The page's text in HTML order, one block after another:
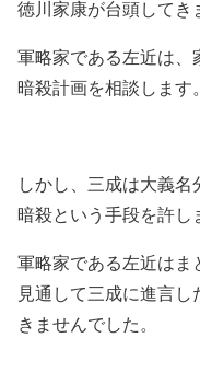
徳川家康が台頭してき
軍略家である左近は
暗殺計画を相談します。
しかし、三成は大義名
暗殺という手段を許し
軍略家である左近はま
見通して三成に進言
きませんでした。